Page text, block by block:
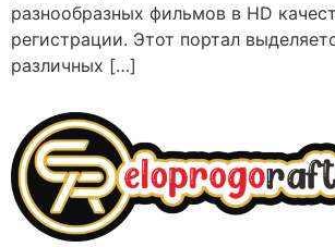
разнообразных фильмов в HD
регистрации. Этот портал
различных […]